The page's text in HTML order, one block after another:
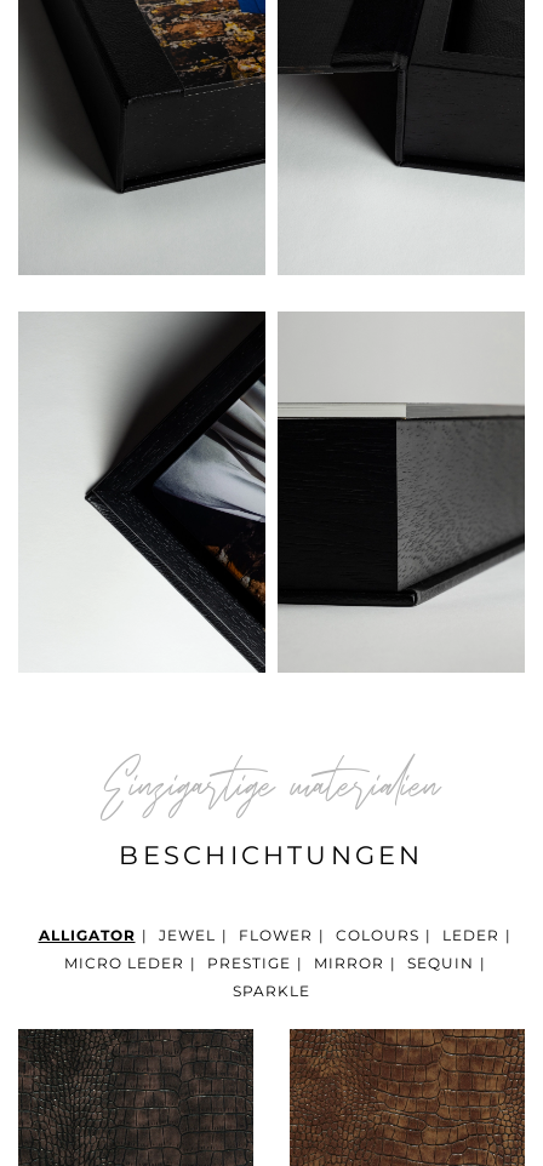
Einzigartige materialien
BESCHICHTUNGEN
ALLIGATOR | JEWEL | FLOWER | COLOURS | LEDER |
MICRO LEDER | PRESTIGE | MIRROR | SEQUIN |
SPARKLE